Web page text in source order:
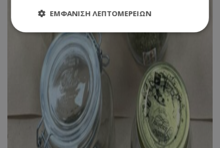
ΕΜΦΆΝΙΣΗ ΛΕΠΤΟΜΕΡΕΙΏΝ
Απολύτως απαραίτητα
Απόδοσης
Στόχευσης
Λειτουργικότητας
Τα απολύτως απαραίτητα cookies επιτρέπουν
βασικές λειτουργίες του ιστότοπου, όπως τη
σύνδεση χρήστη και τη διαχείριση λογαριασμού.
Ο ιστότοπος δεν μπορεί να χρησιμοποιηθεί σωστά
χωρίς τα απολύτως απαραίτητα cookies.
Ονοματεπώνυμο
Προμηθευτής/ Πεδίο